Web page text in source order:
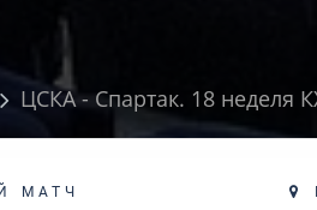
ЦСКА - Спартак. 18 неделя
МАТЧ